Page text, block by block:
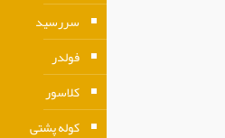
سررسید
فولدر
کلاسور
کوله پشتی